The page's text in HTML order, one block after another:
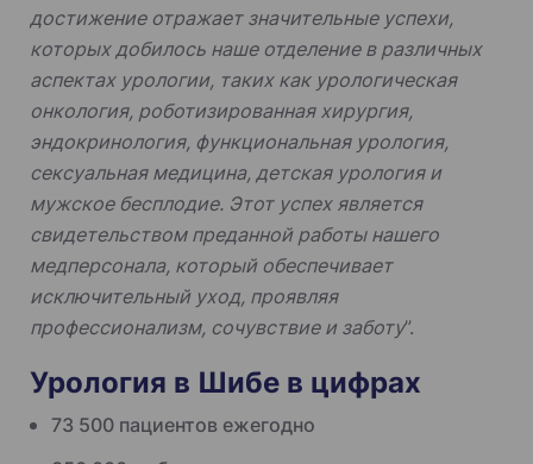
достижение отражает значительные успехи,
которых добилось наше отделение в различных
аспектах урологии, таких как урологическая
онкология, роботизированная хирургия,
эндокринология, функциональная урология,
сексуальная медицина, детская урология и
мужское бесплодие. Этот успех является
свидетельством преданной работы нашего
медперсонала, который обеспечивает
исключительный уход, проявляя
профессионализм, сочувствие и заботу”.
Урология в Шибе в цифрах
73 500 пациентов ежегодно